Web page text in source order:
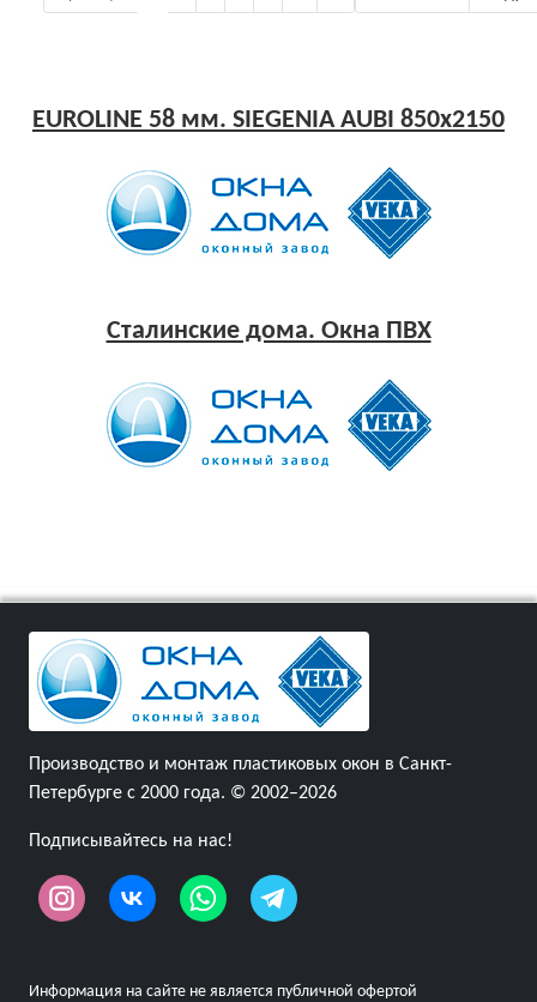
EUROLINE 58 мм. SIEGENIA AUBI 850x2150
Сталинские дома. Окна ПВХ
Производство и монтаж пластиковых окон в Санкт-
Петербурге с 2000 года. © 2002–2026
Подписывайтесь на нас!
Информация на сайте не является публичной офертой